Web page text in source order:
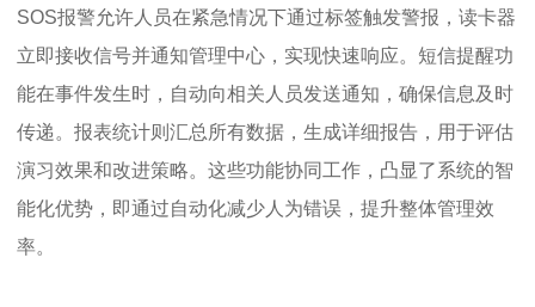
SOS报警允许人员在紧急情况下通过标签触发警报，读卡器
立即接收信号并通知管理中心，实现快速响应。短信提醒功
能在事件发生时，自动向相关人员发送通知，确保信息及时
传递。报表统计则汇总所有数据，生成详细报告，用于评估
演习效果和改进策略。这些功能协同工作，凸显了系统的智
能化优势，即通过自动化减少人为错误，提升整体管理效
率。